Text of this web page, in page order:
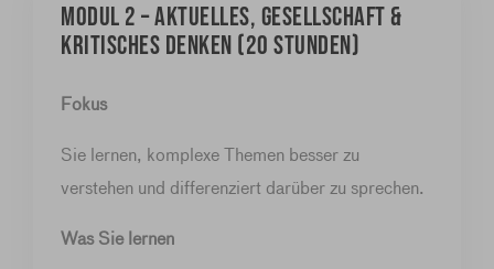
MODUL 2 – Aktuelles, Gesellschaft &
kritisches Denken (20 Stunden)
Fokus
Sie lernen, komplexe Themen besser zu
verstehen und differenziert darüber zu sprechen.
Was Sie lernen